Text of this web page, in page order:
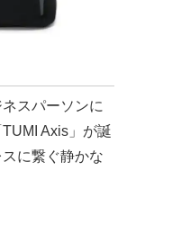
スパーソンに
Axis」が誕
に繋ぐ静かな